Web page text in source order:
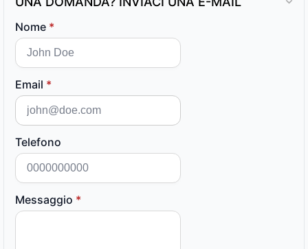
Nome *
Email *
Telefono
Messaggio *